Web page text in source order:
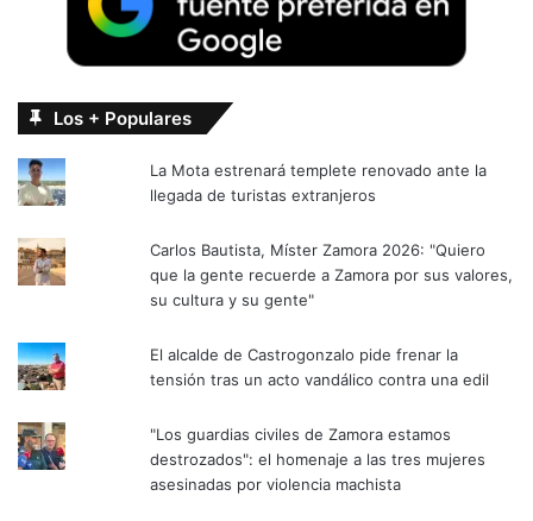
Los + Populares
La Mota estrenará templete renovado ante la
llegada de turistas extranjeros
Carlos Bautista, Míster Zamora 2026: "Quiero
que la gente recuerde a Zamora por sus valores,
su cultura y su gente"
El alcalde de Castrogonzalo pide frenar la
tensión tras un acto vandálico contra una edil
"Los guardias civiles de Zamora estamos
destrozados": el homenaje a las tres mujeres
asesinadas por violencia machista